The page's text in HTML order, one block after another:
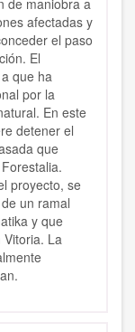
de maniobra a
afectadas y
el paso
El
que ha
por la
En este
detener el
que
proyecto, se
un ramal
y que
La